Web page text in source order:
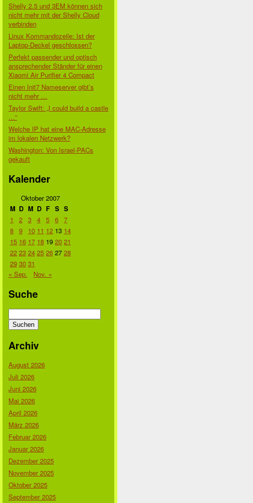
Shelly 2.5 und 3EM können sich
nicht mehr mit der Shelly Cloud
verbinden
Linux Kommandozeile: Ist der
Laptop-Deckel geschlossen?
Perfekt passender und optisch
ansprechender Ständer für einen
Xiaomi Air Purifier 4 Compact
Einen Init7 Nameserver gibt’s
nicht mehr …
Taylor Swift: „I could build a castle
…“
Welche IP hat eine MAC-Adresse
im lokalen Netzwerk?
Washington: Von Israel-PACs
gekauft
Kalender
Oktober 2007
M D M D F S S
1
2 3 4 5 6 7
8 9 10 11 12 13 14
15 16 17 18 19 20 21
22 23 24 25 26 27 28
29 30 31
« Sep.
Nov. »
Suche
nach:
Archiv
August 2026
Juli 2026
Juni 2026
Mai 2026
April 2026
März 2026
Februar 2026
Januar 2026
Dezember 2025
November 2025
Oktober 2025
September 2025